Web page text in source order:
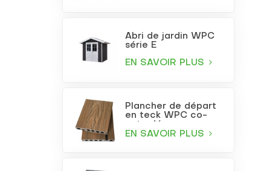
Abri de jardin WPC
série E
EN SAVOIR PLUS
Plancher de départ
en teck WPC co-
EN SAVOIR PLUS